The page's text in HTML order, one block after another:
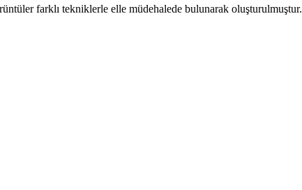
farklı tekniklerle elle müdehalede bulunarak oluşturulmuştur.